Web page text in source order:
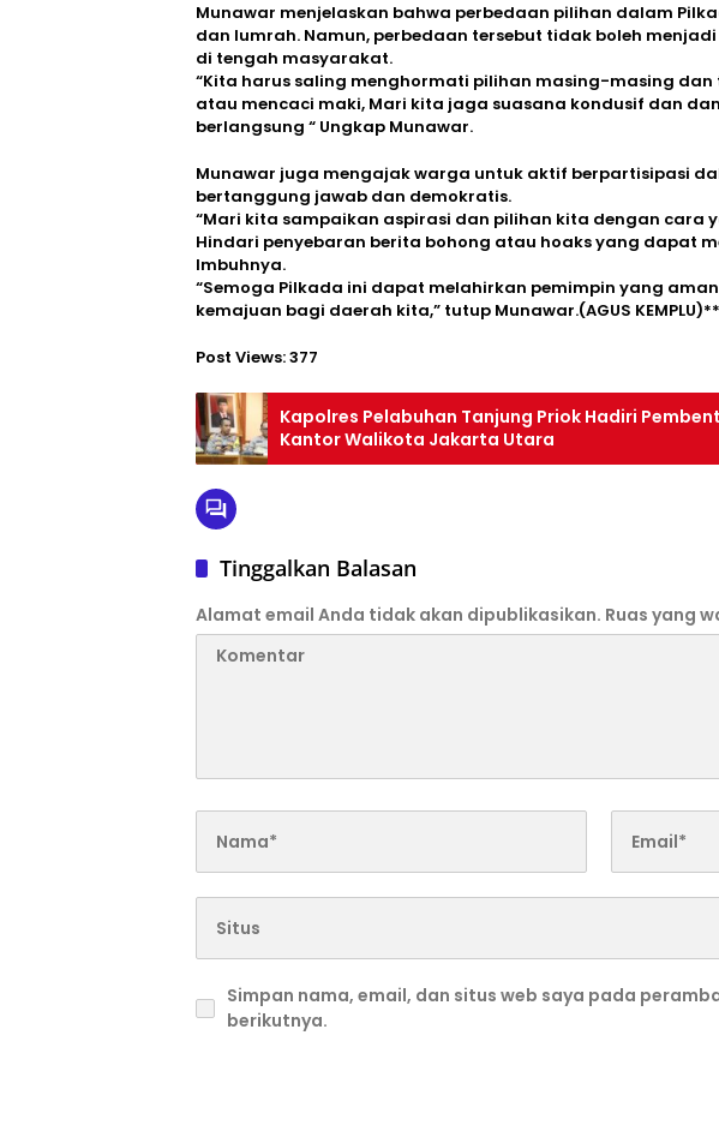
Munawar menjelaskan bahwa perbedaan pilihan dalam
dan lumrah. Namun, perbedaan tersebut tidak boleh
di tengah masyarakat.
“Kita harus saling menghormati pilihan masing-masing
atau mencaci maki, Mari kita jaga suasana kondusif dan
berlangsung “ Ungkap Munawar.
Munawar juga mengajak warga untuk aktif berpartisipasi
bertanggung jawab dan demokratis.
“Mari kita sampaikan aspirasi dan pilihan kita dengan cara
Hindari penyebaran berita bohong atau hoaks yang dapat
Imbuhnya.
“Semoga Pilkada ini dapat melahirkan pemimpin yang
kemajuan bagi daerah kita,” tutup Munawar.(AGUS
Post Views:377
Kapolres Pelabuhan Tanjung Priok Hadiri
Kantor Walikota Jakarta Utara
Tinggalkan Balasan
Alamat email Anda tidak akan dipublikasikan. Ruas yang
Simpan nama, email, dan situs web saya pada
berikutnya.